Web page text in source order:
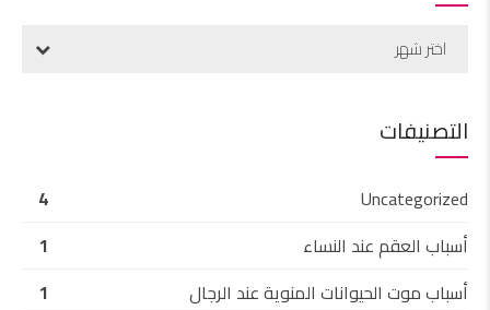
اختر شهر
التصنيفات
Uncategorized
4
أسباب العقم عند النساء
1
أسباب موت الحيوانات المنوية عند الرجال
1